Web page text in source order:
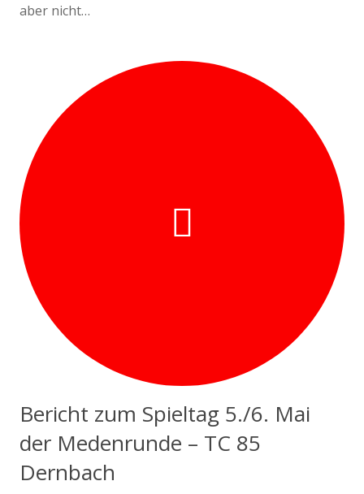
aber nicht…
Bericht zum Spieltag 5./6. Mai
der Medenrunde – TC 85
Dernbach